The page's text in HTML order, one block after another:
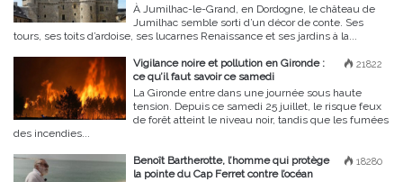
À Jumilhac-le-Grand, en Dordogne, le château de
Jumilhac semble sorti d’un décor de conte. Ses
tours, ses toits d’ardoise, ses lucarnes Renaissance et ses jardins à la...
21822
Vigilance noire et pollution en Gironde :
ce qu’il faut savoir ce samedi
La Gironde entre dans une journée sous haute
tension. Depuis ce samedi 25 juillet, le risque feux
de forêt atteint le niveau noir, tandis que les fumées
des incendies...
18280
Benoît Bartherotte, l’homme qui protège
la pointe du Cap Ferret contre l’océan